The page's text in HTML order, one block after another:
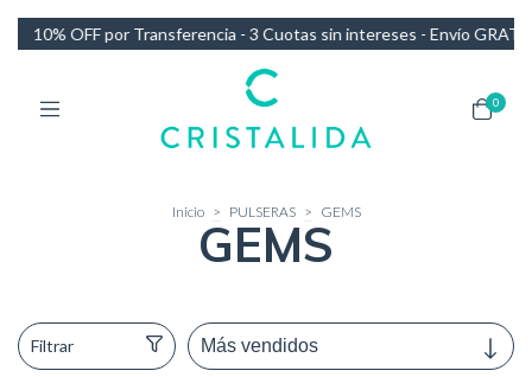
- 3 Cuotas sin intereses - Envío GRATIS en compras de
0
Inicio > PULSERAS > GEMS
GEMS
Filtrar